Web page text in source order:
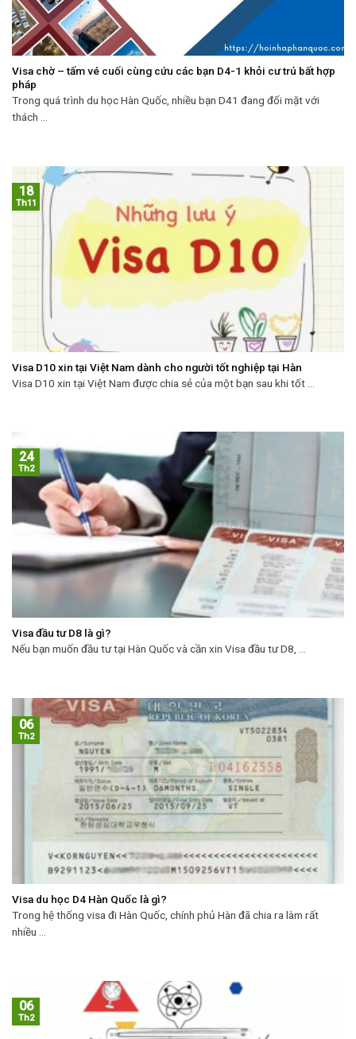
Visa chờ – tấm vé cuối cùng cứu các bạn D4-1 khỏi cư trú bất hợp
pháp
Trong quá trình du học Hàn Quốc, nhiều bạn D41 đang đối mặt với
thách ...
Visa D10 xin tại Việt Nam dành cho người tốt nghiệp tại Hàn
Visa D10 xin tại Việt Nam được chia sẻ của một bạn sau khi tốt ...
18
Th11
Visa đầu tư D8 là gì?
Nếu bạn muốn đầu tư tại Hàn Quốc và cần xin Visa đầu tư D8, ...
24
Th2
Visa du học D4 Hàn Quốc là gì?
Trong hệ thống visa đi Hàn Quốc, chính phủ Hàn đã chia ra làm rất
nhiều ...
06
Th2
06
Th2